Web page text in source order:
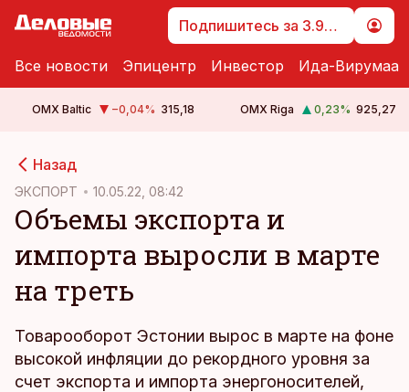
Подпишитесь за 3.99 €
Все новости Эпицентр Инвестор Ида-Вирумаа
OMX Baltic −0,04% 315,18 OMX Riga 0,23% 925,27
Назад
ЭКСПОРТ 10.05.22, 08:42
Объемы экспорта и
импорта выросли в марте
на треть
Товарооборот Эстонии вырос в марте на фоне
высокой инфляции до рекордного уровня за
счет экспорта и импорта энергоносителей,